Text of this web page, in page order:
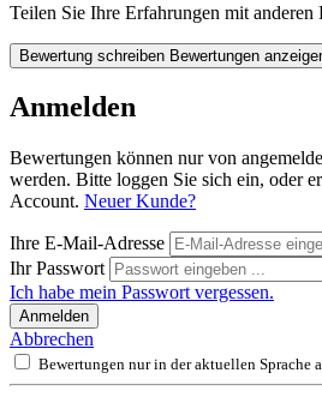
Teilen Sie Ihre Erfahrungen mit anderen
Bewertung schreiben Bewertungen
Anmelden
Bewertungen können nur von
werden. Bitte loggen Sie sich ein, oder
Account. Neuer Kunde?
Ihre E-Mail-Adresse
Ihr Passwort
Ich habe mein Passwort vergessen.
Anmelden
Abbrechen
Bewertungen nur in der aktuellen Sprache